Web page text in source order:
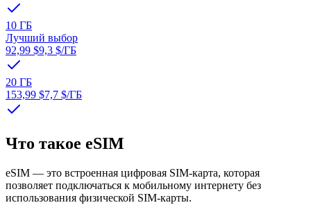
10 ГБ
Лучший выбор
92,99 $9,3 $/ГБ
20 ГБ
153,99 $7,7 $/ГБ
Что такое eSIM
eSIM — это встроенная цифровая SIM-карта, которая
позволяет подключаться к мобильному интернету без
использования физической SIM-карты.